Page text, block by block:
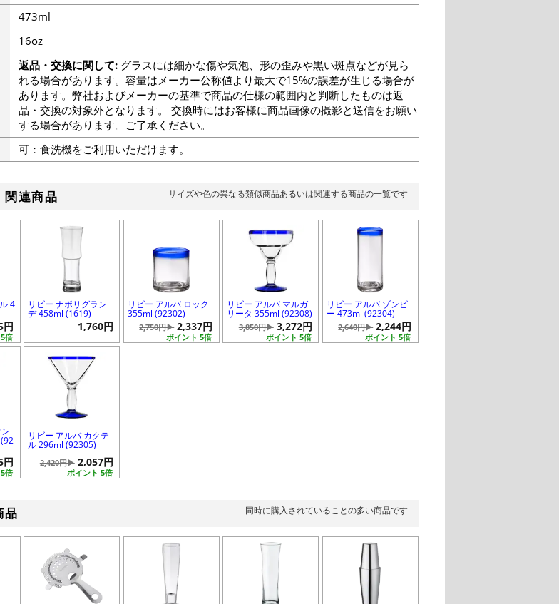
473ml
16oz
返品・交換に関して:グラスには細かな傷や気泡、形の歪みや黒い斑点などが見ら
れる場合があります。容量はメーカー公称値より最大で15%の誤差が生じる場合が
あります。弊社およびメーカーの基準で商品の仕様の範囲内と判断したものは返
品・交換の対象外となります。 交換時にはお客様に商品画像の撮影と送信をお願い
する場合があります。ご了承ください。
可：食洗機をご利用いただけます。
関連商品 サイズや色の異なる類似商品あるいは関連する商品の一覧です
4
倍
円
リビー ナポリグラン
デ 458ml (1619)
1,760円
リビー アルバ ロック
355ml (92302)
ポイント 5倍
2,750円▶ 2,337円
リビー アルバ マルガ
リータ 355ml (92308)
ポイント 5倍
3,850円▶ 3,272円
リビー アルバ ゾンビ
ー 473ml (92304)
ポイント 5倍
2,640円▶ 2,244円
倍
円
リビー アルバ カクテ
ル 296ml (92305)
ポイント 5倍
2,420円▶ 2,057円
品 同時に購入されていることの多い商品です